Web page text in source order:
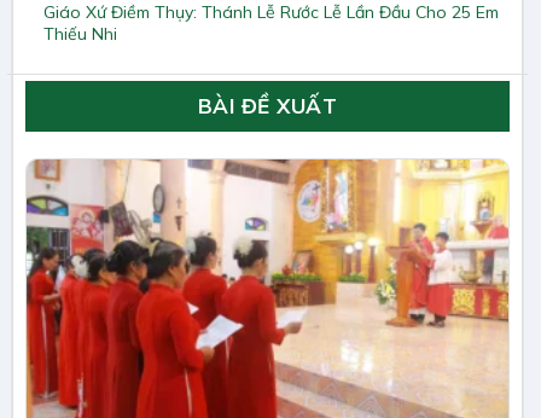
Giáo Xứ Điềm Thụy: Thánh Lễ Rước Lễ Lần Đầu Cho 25 Em
Thiếu Nhi
BÀI ĐỀ XUẤT